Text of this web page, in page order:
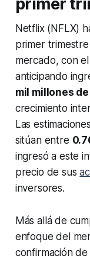
primer
Netflix (NFLX)
primer
mercado, con
anticipando
mil millones
crecimiento
Las
sitúan entre
ingresó a este
precio de sus
inversores.
Más allá de
enfoque del
confirmación